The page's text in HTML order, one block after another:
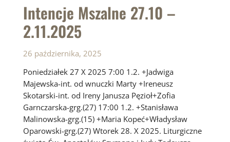
Intencje Mszalne 27.10 –
2.11.2025
26 października, 2025
Poniedziałek 27 X 2025 7:00 1.2. +Jadwiga
Majewska-int. od wnuczki Marty +Ireneusz
Skotarski-int. od Ireny Janusza Pęzioł+Zofia
Garnczarska-grg.(27) 17:00 1.2. +Stanisława
Malinowska-grg.(15) +Maria Kopeć+Władysław
Oparowski-grg.(27) Wtorek 28. X 2025. Liturgiczne